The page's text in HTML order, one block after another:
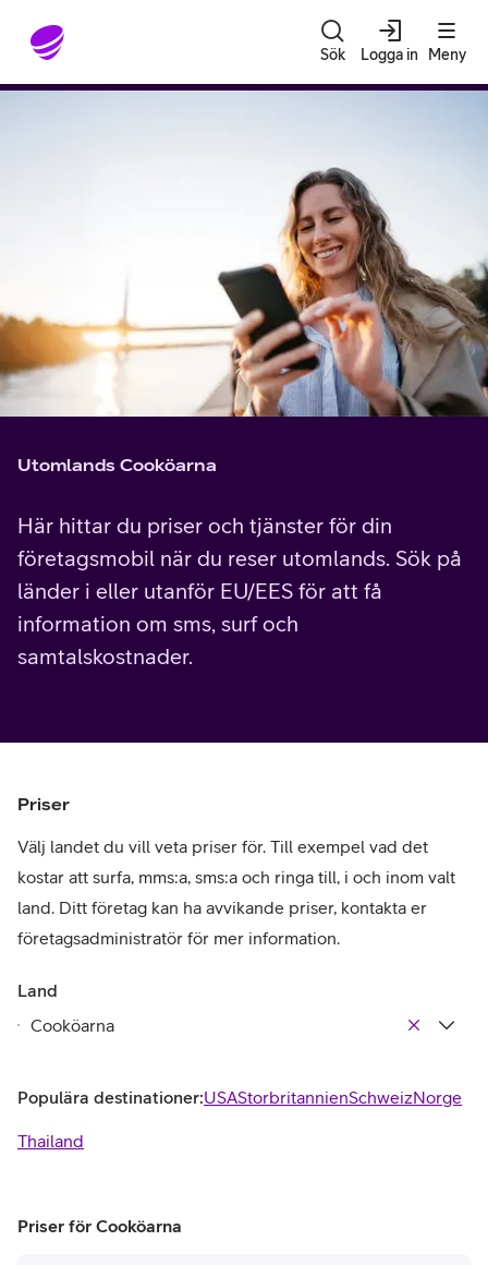
Gå till sidans innehåll
Sök Logga in Meny
Utomlands Cooköarna
Här hittar du priser och tjänster för din
företagsmobil när du reser utomlands. Sök på
länder i eller utanför EU/EES för att få
information om sms, surf och
samtalskostnader.
Priser
Välj landet du vill veta priser för. Till exempel vad det
kostar att surfa, mms:a, sms:a och ringa till, i och inom valt
land. Ditt företag kan ha avvikande priser, kontakta er
företagsadministratör för mer information.
Land
Populära destinationer:USAStorbritannienSchweizNorge
Thailand
Priser för Cooköarna